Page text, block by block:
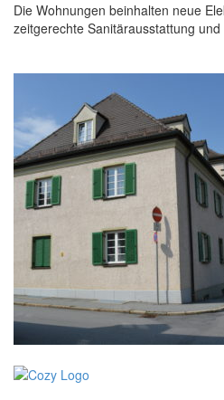
Die Wohnungen beinhalten neue
zeitgerechte Sanitärausstattung